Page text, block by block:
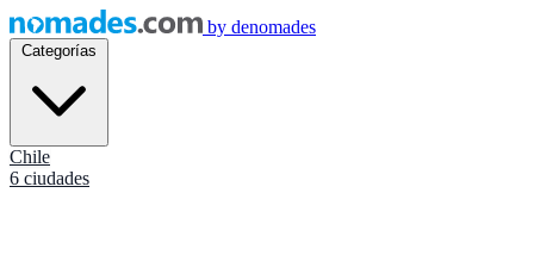
by denomades
Chile
6 ciudades